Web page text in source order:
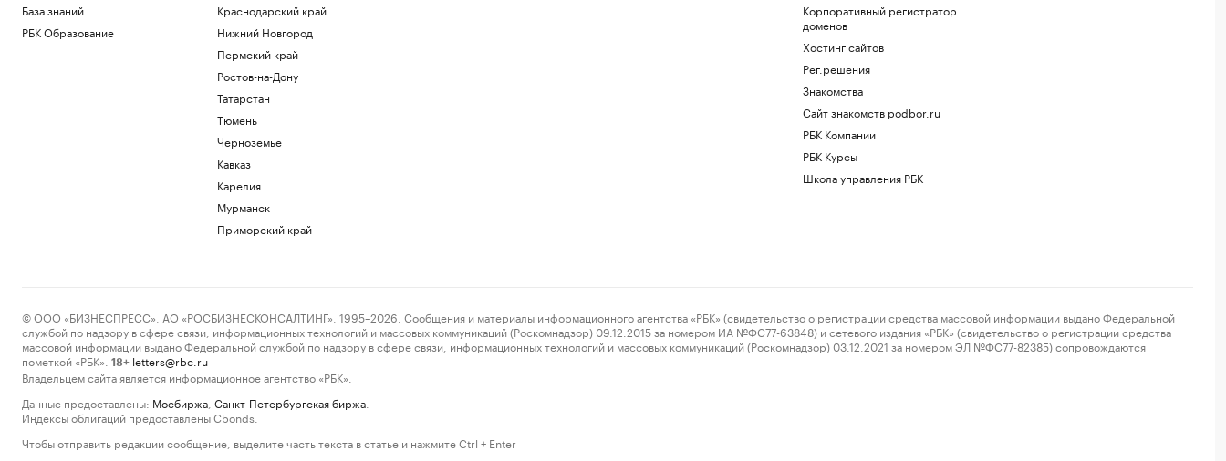
База знаний
РБК Образование
Краснодарский край
Нижний Новгород
Пермский край
Ростов-на-Дону
Татарстан
Тюмень
Черноземье
Кавказ
Карелия
Мурманск
Приморский край
Корпоративный регистратор
доменов
Хостинг сайтов
Рег.решения
Знакомства
Сайт знакомств podbor.ru
РБК Компании
РБК Курсы
Школа управления РБК
© ООО «БИЗНЕСПРЕСС», АО «РОСБИЗНЕСКОНСАЛТИНГ», 1995–2026. Сообщения и материалы информационного агентства «РБК» (свидетельство о регистрации средства массовой информации выдано Федеральной
службой по надзору в сфере связи, информационных технологий и массовых коммуникаций (Роскомнадзор) 09.12.2015 за номером ИА №ФС77-63848) и сетевого издания «РБК» (свидетельство о регистрации средства
массовой информации выдано Федеральной службой по надзору в сфере связи, информационных технологий и массовых коммуникаций (Роскомнадзор) 03.12.2021 за номером ЭЛ №ФС77-82385) сопровождаются
пометкой «РБК».
18+ letters@rbc.ru
Владельцем сайта является информационное агентство «РБК».
Данные предоставлены: Мосбиржа Санкт-Петербургская биржа
Индексы облигаций предоставлены Cbonds.
Чтобы отправить редакции сообщение, выделите часть текста в статье и нажмите Ctrl + Enter